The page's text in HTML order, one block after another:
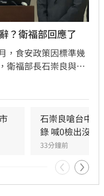
？衛福部回應了
，食安政策因標準幾
衛福部長石崇良與食
今日政壇突傳出兩人
不予回應。石崇良嗆台中
錄 喊0檢出沒意
33分鐘前